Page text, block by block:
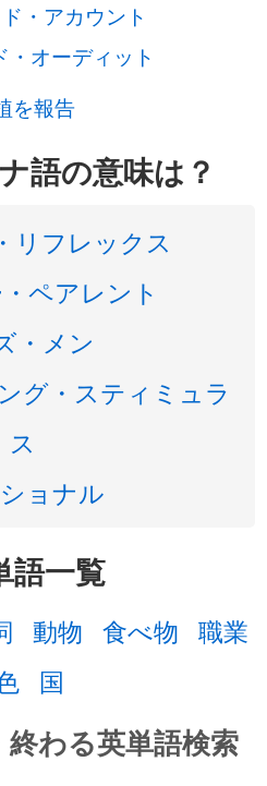
・アカウント
・オーディット
を報告
語の意味は？
リフレックス
ペアレント
・メン
グ・スティミュラ
ス
ョナル
語一覧
動物 食べ物 職業
国
わる英単語検索